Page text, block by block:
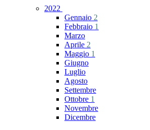
2022
Gennaio 2
Febbraio 1
Marzo
Aprile 2
Maggio 1
Giugno
Luglio
Agosto
Settembre
Ottobre 1
Novembre
Dicembre